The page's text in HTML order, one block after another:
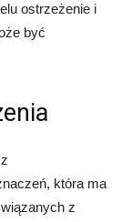
ostrzeżenie i
być
która ma
z